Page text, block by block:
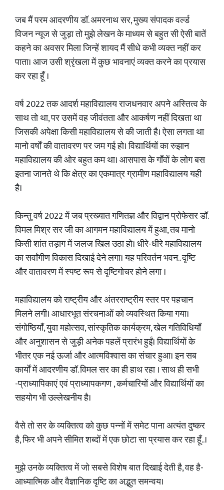
जब मैं परम आदरणीय डॉ. अमरनाथ सर, मुख्य संपादक वर्ल्ड
विजन न्यूज से जुड़ा तो मुझे लेखन के माध्यम से बहुत सी ऐसी बातें
कहने का अवसर मिला जिन्हें शायद मैं सीधे कभी व्यक्त नहीं कर
पाता। आज उसी श्रृंखला में कुछ भावनाएं व्यक्त करने का प्रयास
कर रहा हूँ ।
वर्ष 2022 तक आदर्श महाविद्यालय राजधनवार अपने अस्तित्व के
साथ तो था, पर उसमें वह जीवंतता और आकर्षण नहीं दिखता था
जिसकी अपेक्षा किसी महाविद्यालय से की जाती है। ऐसा लगता था
मानो वर्षों की वातावरण पर जम गई हो। विद्यार्थियों का रुझान
महाविद्यालय की ओर बहुत कम था। आसपास के गाँवों के लोग बस
इतना जानते थे कि क्षेत्र का एकमात्र ग्रामीण महाविद्यालय यही
है।
किन्तु वर्ष 2022 में जब प्रख्यात गणितज्ञ और विद्वान प्रोफेसर डॉ.
विमल मिश्र सर जी का आगमन महाविद्यालय में हुआ, तब मानो
किसी शांत तड़ाग में जलज खिल उठा हो। धीरे-धीरे महाविद्यालय
का सर्वांगीण विकास दिखाई देने लगा। यह परिवर्तन भवन.. दृष्टि
और वातावरण में स्पष्ट रूप से दृष्टिगोचर होने लगा ।
महाविद्यालय को राष्ट्रीय और अंतरराष्ट्रीय स्तर पर पहचान
मिलने लगी। आधारभूत संरचनाओं को व्यवस्थित किया गया।
संगोष्ठियाँ, युवा महोत्सव, सांस्कृतिक कार्यक्रम, खेल गतिविधियाँ
और अनुशासन से जुड़ी अनेक पहलें प्रारंभ हुईं। विद्यार्थियों के
भीतर एक नई ऊर्जा और आत्मविश्वास का संचार हुआ। इन सब
कार्यों में आदरणीय डॉ. विमल सर का ही हाथ रहा । साथ ही सभी
-प्राध्यापिकाएं एवं प्राध्यापकगण , कर्मचारियों और विद्यार्थियों का
सहयोग भी उल्लेखनीय है।
वैसे तो सर के व्यक्तित्व को कुछ पन्नों में समेट पाना अत्यंत दुष्कर
है, फिर भी अपने सीमित शब्दों में एक छोटा सा प्रयास कर रहा हूँ..।
मुझे उनके व्यक्तित्व में जो सबसे विशेष बात दिखाई देती है, वह है-
आध्यात्मिक और वैज्ञानिक दृष्टि का अद्भुत समन्वय।